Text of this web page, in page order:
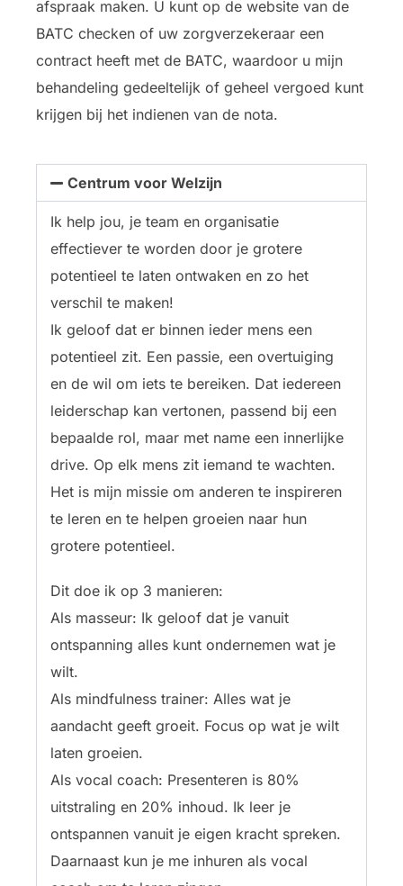
afspraak maken. U kunt op de website van de
BATC checken of uw zorgverzekeraar een
contract heeft met de BATC, waardoor u mijn
behandeling gedeeltelijk of geheel vergoed kunt
krijgen bij het indienen van de nota.
Centrum voor Welzijn
Ik help jou, je team en organisatie
effectiever te worden door je grotere
potentieel te laten ontwaken en zo het
verschil te maken!
Ik geloof dat er binnen ieder mens een
potentieel zit. Een passie, een overtuiging
en de wil om iets te bereiken. Dat iedereen
leiderschap kan vertonen, passend bij een
bepaalde rol, maar met name een innerlijke
drive. Op elk mens zit iemand te wachten.
Het is mijn missie om anderen te inspireren
te leren en te helpen groeien naar hun
grotere potentieel.
Dit doe ik op 3 manieren:
Als masseur: Ik geloof dat je vanuit
ontspanning alles kunt ondernemen wat je
wilt.
Als mindfulness trainer: Alles wat je
aandacht geeft groeit. Focus op wat je wilt
laten groeien.
Als vocal coach: Presenteren is 80%
uitstraling en 20% inhoud. Ik leer je
ontspannen vanuit je eigen kracht spreken.
Daarnaast kun je me inhuren als vocal